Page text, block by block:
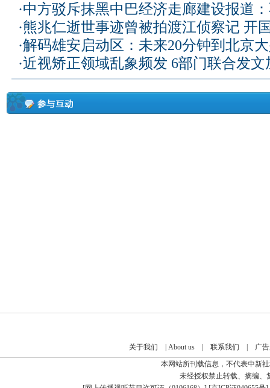
·中方驳斥抹黑中巴经济走廊建设报道
·熊兆仁逝世事迹曾被拍渡江侦察记 开
·解码雄安启动区：未来20分钟到北京
·近视矫正领域乱象频发 6部门联合发文
关于我们 About us| 联系我们
广
本网站所刊载信息，不代表中新
未经授权禁止转载、摘编、